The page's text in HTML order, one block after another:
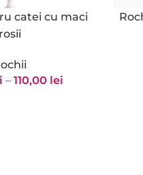
catei cu maci
rosii
– 110,00 lei